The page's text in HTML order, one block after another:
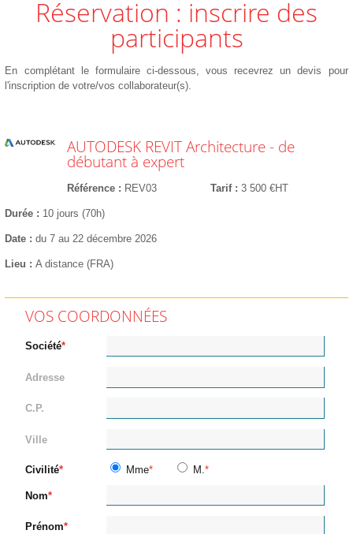
Réservation : inscrire des
participants
En complétant le formulaire ci-dessous, vous recevrez un devis pour
l'inscription de votre/vos collaborateur(s).
AUTODESK REVIT Architecture - de
débutant à expert
Référence REV03 Tarif 3 500 €HT
Durée 10 jours (70h)
Date du 7 au 22 décembre 2026
Lieu A distance (FRA)
VOS COORDONNÉES
Société
Adresse
C.P.
Ville
Civilité Mme M.
Nom
Prénom